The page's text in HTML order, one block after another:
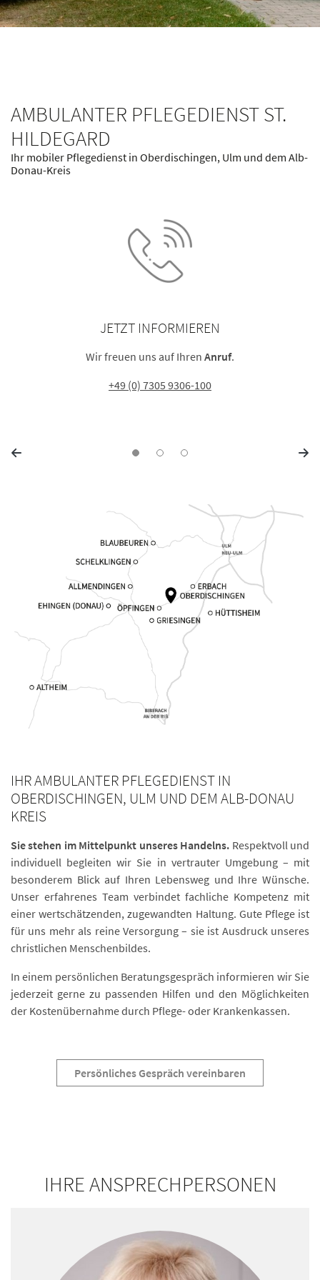
AMBULANTER PFLEGEDIENST ST.
HILDEGARD
Ihr mobiler Pflegedienst in Oberdischingen, Ulm und dem Alb-
Donau-Kreis
JETZT INFORMIEREN
Wir freuen uns auf Ihren Anruf.
+49 (0) 7305 9306-100
IHR AMBULANTER PFLEGEDIENST IN
OBERDISCHINGEN, ULM UND DEM ALB-DONAU
KREIS
Sie stehen im Mittelpunkt unseres Handelns. Respektvoll und
individuell begleiten wir Sie in vertrauter Umgebung – mit
besonderem Blick auf Ihren Lebensweg und Ihre Wünsche.
Unser erfahrenes Team verbindet fachliche Kompetenz mit
einer wertschätzenden, zugewandten Haltung. Gute Pflege ist
für uns mehr als reine Versorgung – sie ist Ausdruck unseres
christlichen Menschenbildes.
In einem persönlichen Beratungsgespräch informieren wir Sie
jederzeit gerne zu passenden Hilfen und den Möglichkeiten
der Kostenübernahme durch Pflege- oder Krankenkassen.
Persönliches Gespräch vereinbaren
IHRE ANSPRECHPERSONEN